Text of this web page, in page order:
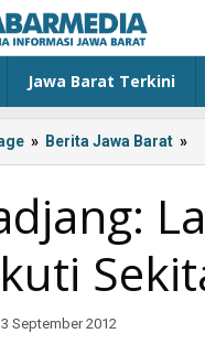
Jawa Barat Terkini
» Berita Jawa Barat »
-
September 2012